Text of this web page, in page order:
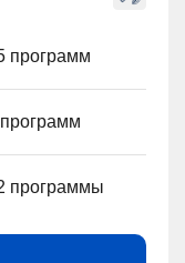
программ
программы